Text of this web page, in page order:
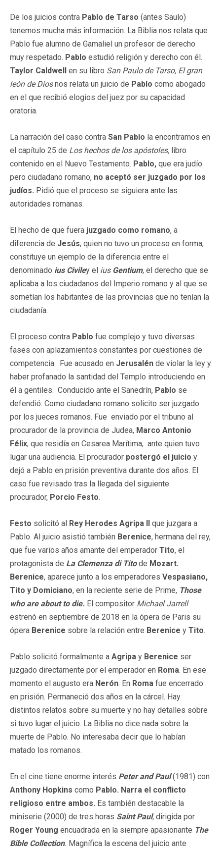
De los juicios contra Pablo de Tarso (antes Saulo)
tenemos mucha más información. La Biblia nos relata que
Pablo fue alumno de Gamaliel un profesor de derecho
muy respetado. Pablo estudió religión y derecho con él.
Taylor Caldwell
en su libro San Paulo de Tarso, El gran
león de Diosnos relata un juicio de Pablo como abogado
en el que recibió elogios del juez por su capacidad
oratoria.
La narración del caso contra San Pablo la encontramos en
el capítulo 25 de Los hechos de los apóstoles, libro
contenido en el Nuevo Testamento. Pablo, que era judío
pero ciudadano romano, no aceptó ser juzgado por los
judíos. Pidió que el proceso se siguiera ante las
autoridades romanas.
El hecho de que fuera juzgado como romano, a
diferencia de Jesús, quien no tuvo un proceso en forma,
constituye un ejemplo de la diferencia entre el
denominado ius Civiley el ius Gentium, el derecho que se
aplicaba a los ciudadanos del Imperio romano y al que se
sometían los habitantes de las provincias que no tenían la
ciudadanía.
El proceso contra Pablo fue complejo y tuvo diversas
fases con aplazamientos constantes por cuestiones de
competencia. Fue acusado en Jerusalén de violar la ley y
haber profanado la santidad del Templo introduciendo en
él a gentiles. Conducido ante el Sanedrín, Pablo se
defendió. Como ciudadano romano solicito ser juzgado
por los jueces romanos. Fue enviado por el tribuno al
procurador de la provincia de Judea, Marco Antonio
Félix, que residía en Cesarea Marítima, ​ ante quien tuvo
lugar una audiencia. El procurador postergó el juicio y
dejó a Pablo en prisión preventiva durante dos años. El
caso fue revisado tras la llegada del siguiente
procurador, Porcio Festo.
Festo solicitó al Rey Herodes Agripa II
que juzgara a
Pablo. Al juicio asistió también Berenice, hermana del rey,
que fue varios años amante del emperador Tito, el
protagonista de La Clemenza di Titode Mozart.
Berenice, aparece junto a los emperadores Vespasiano,
Tito y Domiciano, en la reciente serie de Prime, Those
who are about to die. El compositor Michael Jarrell
estrenó en septiembre de 2018 en la ópera de Paris su
ópera Berenice sobre la relación entre Berenice y Tito.
Pablo solicitó formalmente a Agripa y Berenice ser
juzgado directamente por el emperador en Roma. En ese
momento el augusto era Nerón. En Roma fue encerrado
en prisión. Permaneció dos años en la cárcel. Hay
distintos relatos sobre su muerte y no hay detalles sobre
si tuvo lugar el juicio. La Biblia no dice nada sobre la
muerte de Pablo. No interesaba decir que lo habían
matado los romanos.
En el cine tiene enorme interés Peter and Paul(1981) con
Anthony Hopkins como Pablo. Narra el conflicto
religioso entre ambos. Es también destacable la
miniserie (2000) de tres horas Saint Paul, dirigida por
Roger Young encuadrada en la siempre apasionante The
Bible Collection. Magnífica la escena del juicio ante